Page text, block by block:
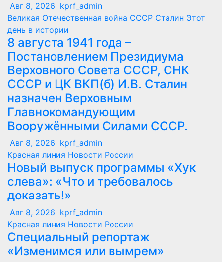
Авг 8, 2026 kprf_admin
Великая Отечественная война СССР Сталин Этот
день в истории
8 августа 1941 года –
Постановлением Президиума
Верховного Совета СССР, СНК
СССР и ЦК ВКП(б) И.В. Сталин
назначен Верховным
Главнокомандующим
Вооружёнными Силами СССР.
Авг 8, 2026 kprf_admin
Красная линия Новости России
Новый выпуск программы «Хук
слева»: «Что и требовалось
доказать!»
Авг 8, 2026 kprf_admin
Красная линия Новости России
Специальный репортаж
«Изменимся или вымрем»